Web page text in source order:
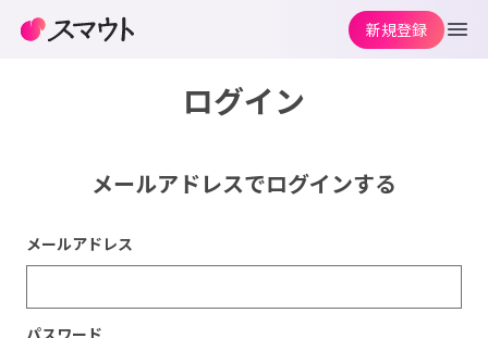
ログイン
メールアドレスでログインする
メールアドレス
パスワード
新規登録